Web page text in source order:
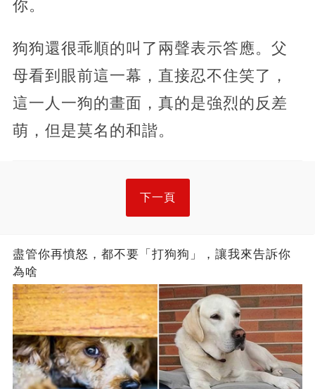
你。
狗狗還很乖順的叫了兩聲表示答應。父
母看到眼前這一幕，直接忍不住笑了，
這一人一狗的畫面，真的是強烈的反差
萌，但是莫名的和諧。
下一頁
盡管你再憤怒，都不要「打狗狗」，讓我來告訴你
為啥